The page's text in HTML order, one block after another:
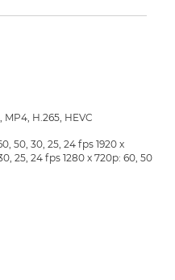
MP4, H.265, HEVC
50, 30, 25, 24 fps 1920 x
25, 24 fps 1280 x 720p: 60, 50